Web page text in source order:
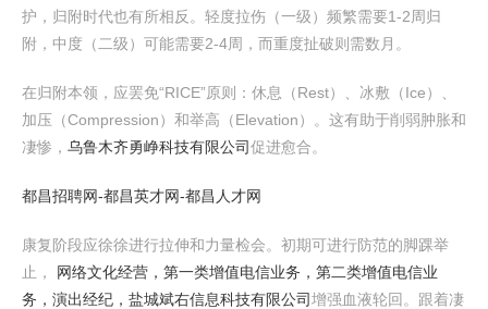
护，归附时代也有所相反。轻度拉伤（一级）频繁需要1-2周归
附，中度（二级）可能需要2-4周，而重度扯破则需数月。
在归附本领，应罢免“RICE”原则：休息（Rest）、冰敷（Ice）、
加压（Compression）和举高（Elevation）。这有助于削弱肿胀和
凄惨， 乌鲁木齐勇峥科技有限公司促进愈合。
都昌招聘网-都昌英才网-都昌人才网
康复阶段应徐徐进行拉伸和力量检会。初期可进行防范的脚踝举
止， 网络文化经营，第一类增值电信业务，第二类增值电信业
务，演出经纪，盐城斌右信息科技有限公司增强血液轮回。跟着凄